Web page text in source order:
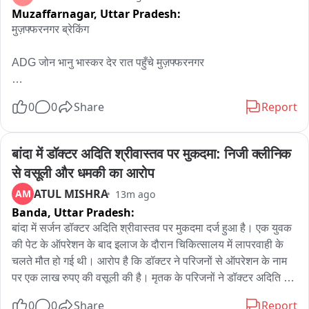
Muzaffarnagar, Uttar Pradesh:
मुज़फ्फरनगर ब्रेकिंग
ADG जोन भानु भास्कर देर रात पहुँचे मुज़फ्फरनगर
कांवड़ यात्रा क़ो लेकर अधिकारियो क़ो दिए निर्देश
ADG के साथ DIG व DM और SSP भी रहे मौजूद
0 0 Share Report
बांदा में डॉक्टर अदिति श्रीवास्तव पर मुकदमा: निजी क्लीनिक
से वसूली और धमकी का आरोप
AM ATUL MISHRA 13m ago
Banda, Uttar Pradesh:
बांदा में सर्जन डॉक्टर अदिति श्रीवास्तव पर मुकदमा दर्ज हुआ है। एक युवक
की पेट के ऑपरेशन के बाद इलाज के दौरान चिकित्सालय में लापरवाही के
चलते मौत हो गई थी। आरोप है कि डॉक्टर ने परिजनों से ऑपरेशन के नाम
पर एक लाख रुपए की वसूली की है। मृतक के परिजनों ने डॉक्टर अदिति पर
0 0 Share Report